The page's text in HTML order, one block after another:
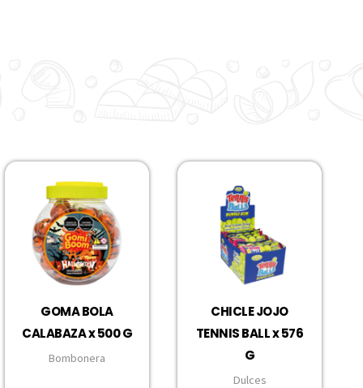
GOMA BOLA
CALABAZA x 500 G
Bombonera
CHICLE JOJO
TENNIS BALL x 576
G
Dulces